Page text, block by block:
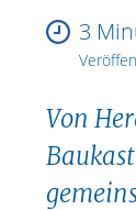
3
Von